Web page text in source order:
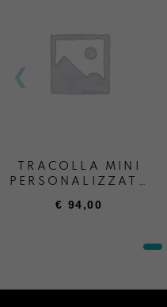
TRACOLLA MINI
PERSONALIZZATA
“ANDREA BOATTA”
€ 94,00